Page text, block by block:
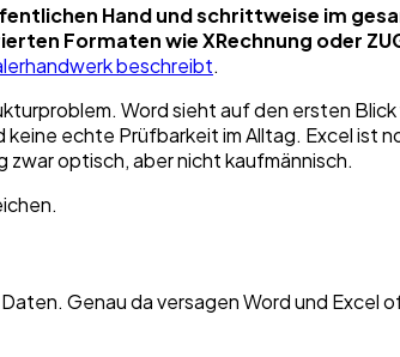
Hand und schrittweise im
Formaten wie XRechnung oder
beschreibt.
Word sieht auf den ersten
echte Prüfbarkeit im Alltag. Excel ist
optisch, aber nicht kaufmännisch.
Genau da versagen Word und Excel